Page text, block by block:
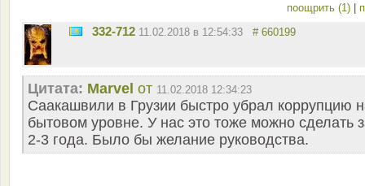
поощрить (1)
332-712 11.02.2018 в 12:54:33 # 660199
Цитата: Marvel от 11.02.2018 12:34:23
Саакашвили в Грузии быстро убрал коррупцию
бытовом уровне. У нас это тоже можно сделать
2-3 года. Было бы желание руководства.